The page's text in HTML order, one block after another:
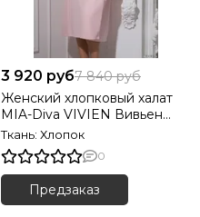
3 920 руб7 840 руб
Женский хлопковый халат
MIA-Diva VIVIEN Вивьен
6369
Ткань: Хлопок
0
Предзаказ